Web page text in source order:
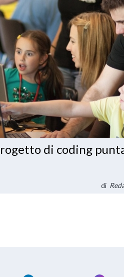
di coding
di